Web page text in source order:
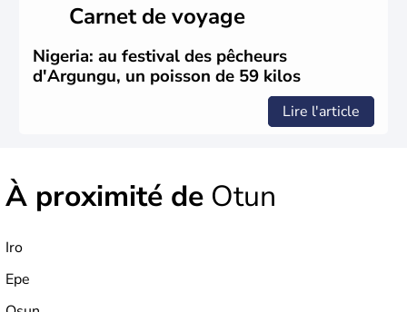
Carnet de voyage
Nigeria: au festival des pêcheurs
d'Argungu, un poisson de 59 kilos
Lire l'article
À proximité de Otun
Iro
Epe